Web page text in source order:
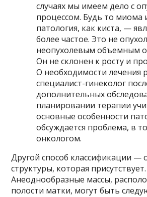
случаях мы имеем дело с
процессом. Будь то миома
патология, как киста, —
более частое. Это не
неопухолевым объемным
Он не склонен к росту и
О необходимости лечения
специалист-гинеколог
дополнительных
планировании терапии
основные особенности
обсуждается проблема, в
онкологом.
Другой способ классификации —
структуры, которая присутствует.
Анеоднообразные массы,
полости матки, могут быть